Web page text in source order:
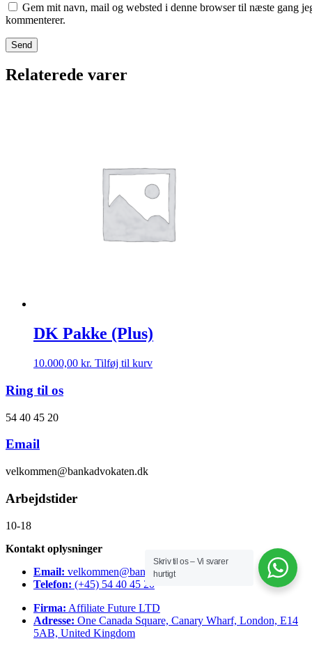
Gem mit navn, mail og websted i denne browser til næste gang
kommenterer.
Relaterede varer
DK Pakke (Plus)
10.000,00 kr. Tilføj til kurv
Ring til os
54 40 45 20
Email
velkommen@bankadvokaten.dk
Arbejdstider
10-18
Kontakt oplysninger
Email: velkommen@bankadvokaten.dk
Telefon: (+45) 54 40 45 20
Firma: Affiliate Future LTD
Adresse: One Canada Square, Canary Wharf, London, E14
5AB, United Kingdom
Skriv til os – Vi svarer
hurtigt